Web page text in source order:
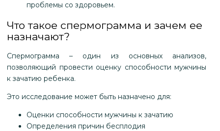
проблемы со здоровьем.
Что такое спермограмма и зачем ее
назначают?
Спермограмма – один из основных анализов,
позволяющий провести оценку способности мужчины
к зачатию ребенка.
Это исследование может быть назначено для:
Оценки способности мужчины к зачатию
Определения причин бесплодия